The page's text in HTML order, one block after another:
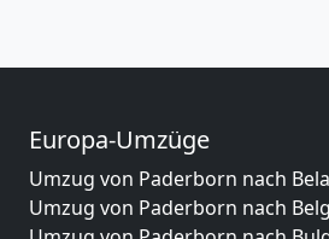
Europa-Umzüge
Umzug von Paderborn nach
Umzug von Paderborn nach